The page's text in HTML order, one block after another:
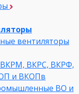
вентиляторы
ВКРС, ВКРФ,
и ВКОПв
ВО и